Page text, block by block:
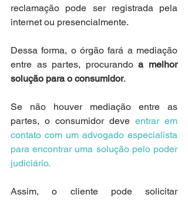
reclamação pode ser registrada pela
internet ou presencialmente.
Dessa forma, o órgão fará a mediação
entre as partes, procurando a melhor
solução para o consumidor.
Se não houver mediação entre as
partes, o consumidor deve entrar em
contato com um advogado especialista
para encontrar uma solução pelo poder
judiciário.
Assim, o cliente pode solicitar